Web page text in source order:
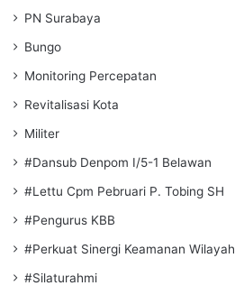
PN Surabaya
Bungo
Monitoring Percepatan
Revitalisasi Kota
Militer
#Dansub Denpom I/5-1 Belawan
#Lettu Cpm Pebruari P. Tobing SH
#Pengurus KBB
#Perkuat Sinergi Keamanan Wilayah
#Silaturahmi